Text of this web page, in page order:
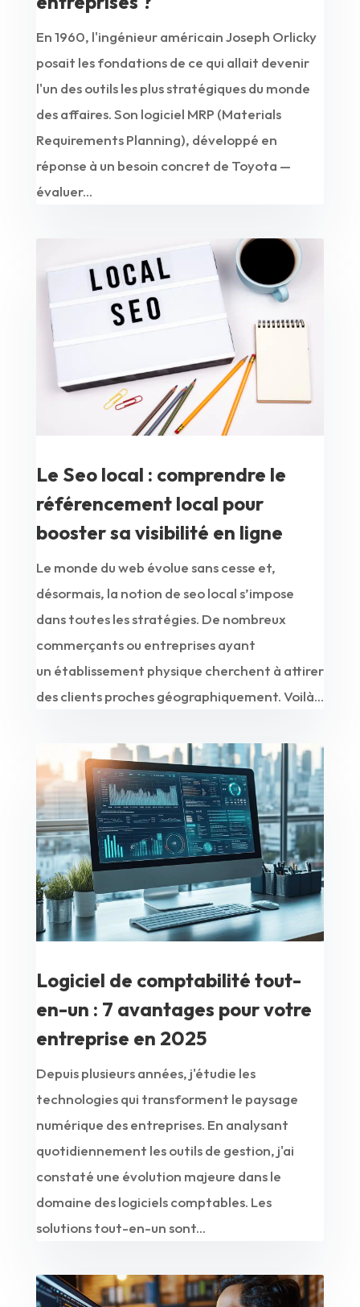
En 1960, l'ingénieur américain Joseph Orlicky
posait les fondations de ce qui allait devenir
l'un des outils les plus stratégiques du monde
des affaires. Son logiciel MRP (Materials
Requirements Planning), développé en
réponse à un besoin concret de Toyota —
évaluer...
Le Seo local : comprendre le
référencement local pour
booster sa visibilité en ligne
Le monde du web évolue sans cesse et,
désormais, la notion de seo local s’impose
dans toutes les stratégies. De nombreux
commerçants ou entreprises ayant
un établissement physique cherchent à attirer
des clients proches géographiquement. Voilà...
Logiciel de comptabilité tout-
en-un : 7 avantages pour votre
entreprise en 2025
Depuis plusieurs années, j'étudie les
technologies qui transforment le paysage
numérique des entreprises. En analysant
quotidiennement les outils de gestion, j'ai
constaté une évolution majeure dans le
domaine des logiciels comptables. Les
solutions tout-en-un sont...